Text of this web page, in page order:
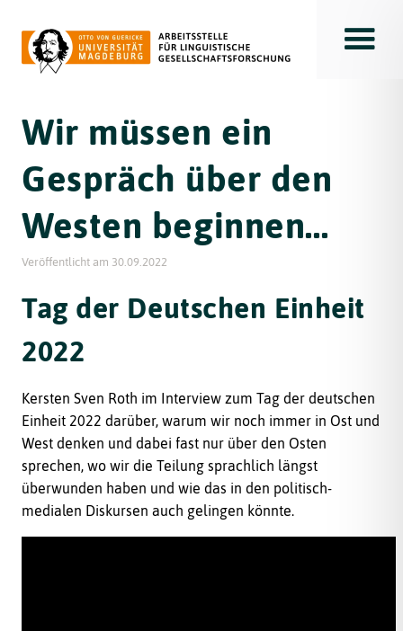
Wir müssen ein
Gespräch über den
Westen beginnen...
Veröffentlicht am 30.09.2022
Tag der Deutschen Einheit
2022
Kersten Sven Roth im Interview zum Tag der deutschen
Einheit 2022 darüber, warum wir noch immer in Ost und
West denken und dabei fast nur über den Osten
sprechen, wo wir die Teilung sprachlich längst
überwunden haben und wie das in den politisch-
medialen Diskursen auch gelingen könnte.